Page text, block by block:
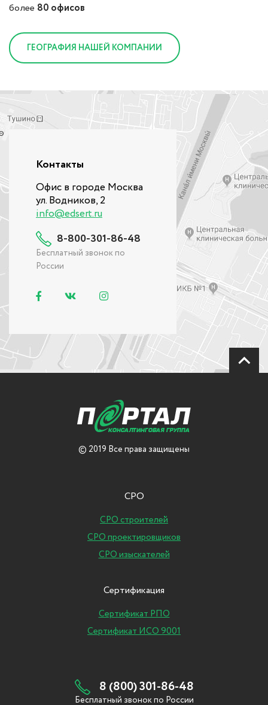
более 80 офисов
ГЕОГРАФИЯ НАШЕЙ КОМПАНИИ
Контакты
Офис в городе Москва
ул. Водников, 2
info@edsert.ru
8-800-301-86-48
Бесплатный звонок по
России
© 2019 Все права защищены
СРО
СРО строителей
СРО проектировщиков
СРО изыскателей
Сертификация
Сертификат РПО
Сертификат ИСО 9001
8 (800) 301-86-48
Бесплатный звонок по России